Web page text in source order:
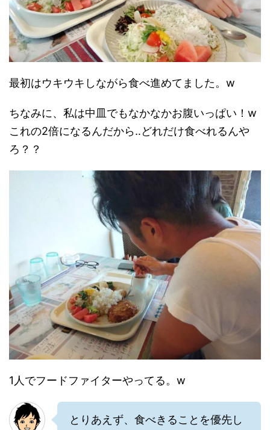
最初はウキウキしながら食べ進めてました。w
ちなみに、私は中皿でもなかなかお腹いっぱい！w
これの2倍になるんだから‥どれだけ食べれるんや
ろ？？
1人でフードファイターやってる。w
とりあえず、食べきることを優先し